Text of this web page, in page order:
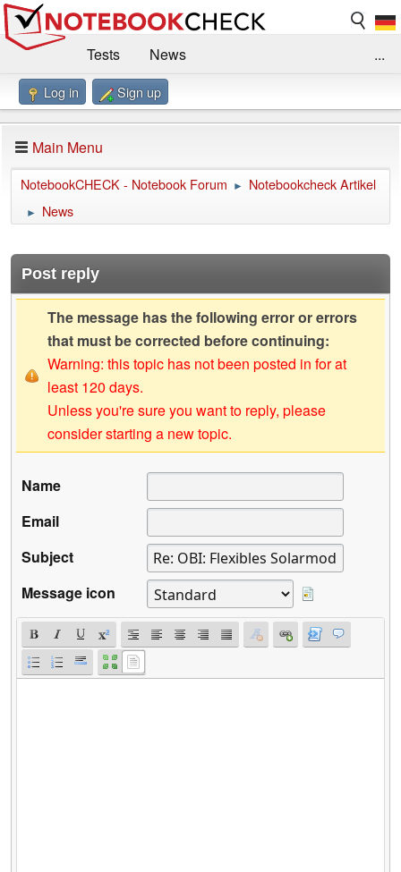
Tests
News
Benchmarks / Technik
Forum
Impressum
...
Log in Sign up
Main Menu
NotebookCHECK - Notebook Forum ► Notebookcheck Artikel
► News
Post reply
The message has the following error or errors
that must be corrected before continuing:
Warning: this topic has not been posted in for at
least 120 days.
Unless you're sure you want to reply, please
consider starting a new topic.
Name
Email
Subject
Message icon